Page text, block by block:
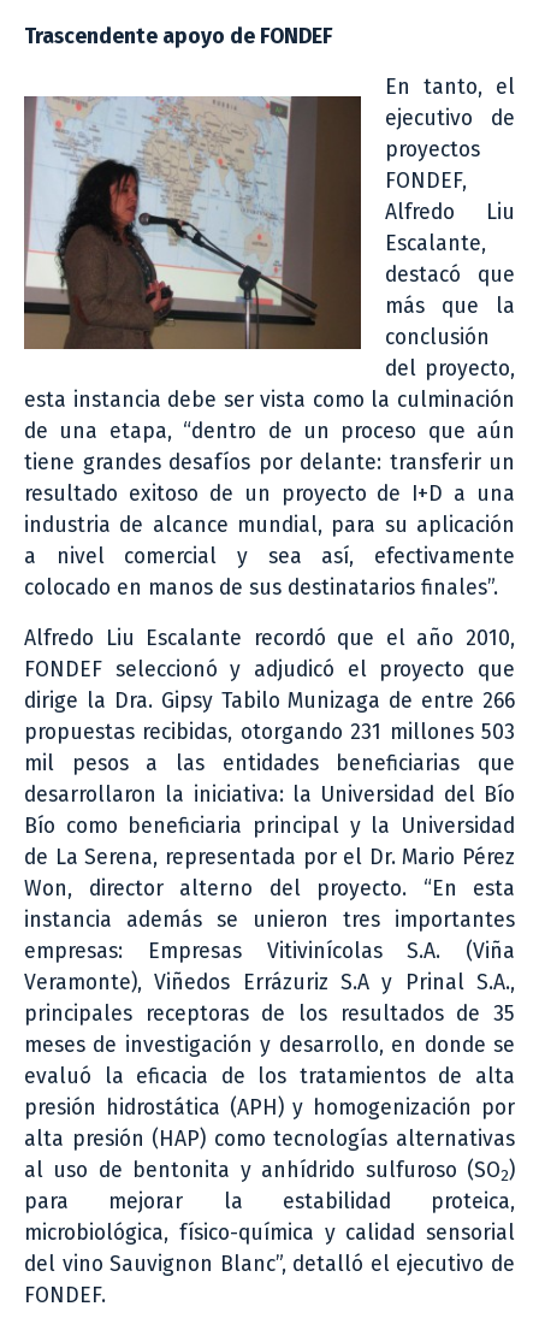
Trascendente apoyo de FONDEF
En tanto, el
ejecutivo de
proyectos
FONDEF,
Alfredo Liu
Escalante,
destacó que
más que la
conclusión
del proyecto,
esta instancia debe ser vista como la culminación
de una etapa, “dentro de un proceso que aún
tiene grandes desafíos por delante: transferir un
resultado exitoso de un proyecto de I+D a una
industria de alcance mundial, para su aplicación
a nivel comercial y sea así, efectivamente
colocado en manos de sus destinatarios finales”.
Alfredo Liu Escalante recordó que el año 2010,
FONDEF seleccionó y adjudicó el proyecto que
dirige la Dra. Gipsy Tabilo Munizaga de entre 266
propuestas recibidas, otorgando 231 millones 503
mil pesos a las entidades beneficiarias que
desarrollaron la iniciativa: la Universidad del Bío
Bío como beneficiaria principal y la Universidad
de La Serena, representada por el Dr. Mario Pérez
Won, director alterno del proyecto. “En esta
instancia además se unieron tres importantes
empresas: Empresas Vitivinícolas S.A. (Viña
Veramonte), Viñedos Errázuriz S.A y Prinal S.A.,
principales receptoras de los resultados de 35
meses de investigación y desarrollo, en donde se
evaluó la eficacia de los tratamientos de alta
presión hidrostática (APH) y homogenización por
alta presión (HAP) como tecnologías alternativas
al uso de bentonita y anhídrido sulfuroso (SO2)
para mejorar la estabilidad proteica,
microbiológica, físico-química y calidad sensorial
del vino Sauvignon Blanc”, detalló el ejecutivo de
FONDEF.